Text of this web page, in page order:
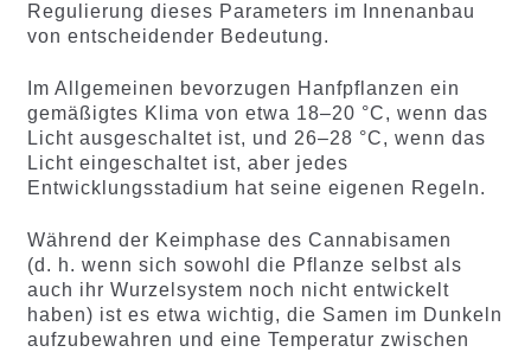
Regulierung dieses Parameters im Innenanbau
von entscheidender Bedeutung.
Im Allgemeinen bevorzugen Hanfpflanzen ein
gemäßigtes Klima von etwa 18–20 °C, wenn das
Licht ausgeschaltet ist, und 26–28 °C, wenn das
Licht eingeschaltet ist, aber jedes
Entwicklungsstadium hat seine eigenen Regeln.
Während der Keimphase des Cannabisamen
(d. h. wenn sich sowohl die Pflanze selbst als
auch ihr Wurzelsystem noch nicht entwickelt
haben) ist es etwa wichtig, die Samen im Dunkeln
aufzubewahren und eine Temperatur zwischen